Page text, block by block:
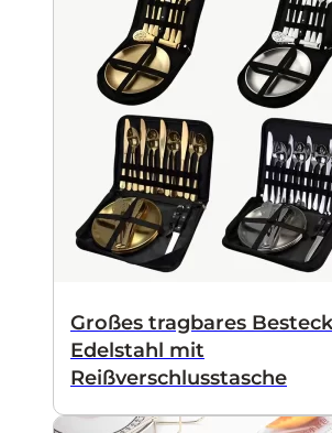
Großes tragbares
Edelstahl mit
Reißverschlusstasche